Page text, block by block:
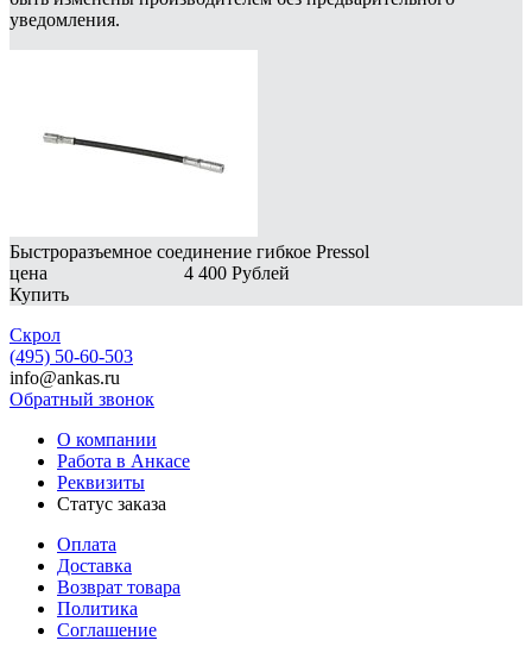
уведомления.
Быстроразъемное соединение гибкое Pressol
цена
4 400 Рублей
Купить
Скрол
(495) 50-60-503
info@ankas.ru
Обратный звонок
О компании
Работа в Анкасе
Реквизиты
Статус заказа
Оплата
Доставка
Возврат товара
Политика
Соглашение